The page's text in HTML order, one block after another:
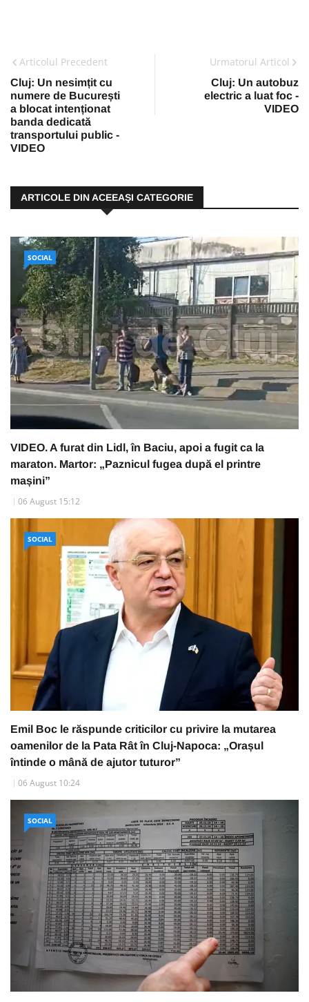
Articolul Precedent
Cluj: Un nesimțit cu
numere de București
a blocat intenționat
banda dedicată
transportului public -
VIDEO
Urmatorul Articol
Cluj: Un autobuz
electric a luat foc -
VIDEO
ARTICOLE DIN ACEEAŞI CATEGORIE
SOCIAL
VIDEO. A furat din Lidl, în Baciu, apoi a fugit ca la
maraton. Martor: „Paznicul fugea după el printre
mașini”
06 August 15:12
SOCIAL
Emil Boc le răspunde criticilor cu privire la mutarea
oamenilor de la Pata Rât în Cluj-Napoca: „Orașul
întinde o mână de ajutor tuturor”
06 August 10:24
SOCIAL